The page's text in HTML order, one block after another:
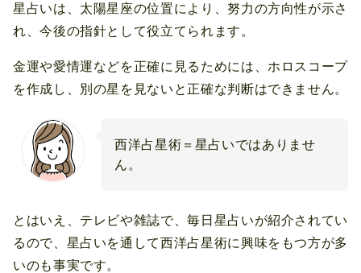
星占いは、太陽星座の位置により、努力の方向性が示さ
れ、今後の指針として役立てられます。
金運や愛情運などを正確に見るためには、ホロスコープ
を作成し、別の星を見ないと正確な判断はできません。
西洋占星術＝星占いではありませ
ん。
とはいえ、テレビや雑誌で、毎日星占いが紹介されてい
るので、星占いを通して西洋占星術に興味をもつ方が多
いのも事実です。